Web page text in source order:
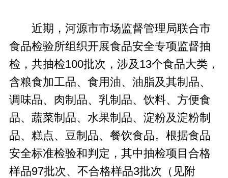
近期，河源市市场监督管理局联合市
食品检验所组织开展食品安全专项监督抽
检，共抽检100批次，涉及13个食品大类，
含粮食加工品、食用油、油脂及其制品、
调味品、肉制品、乳制品、饮料、方便食
品、蔬菜制品、水果制品、淀粉及淀粉制
品、糕点、豆制品、餐饮食品。根据食品
安全标准检验和判定，其中抽检项目合格
样品97批次、不合格样品3批次（见附